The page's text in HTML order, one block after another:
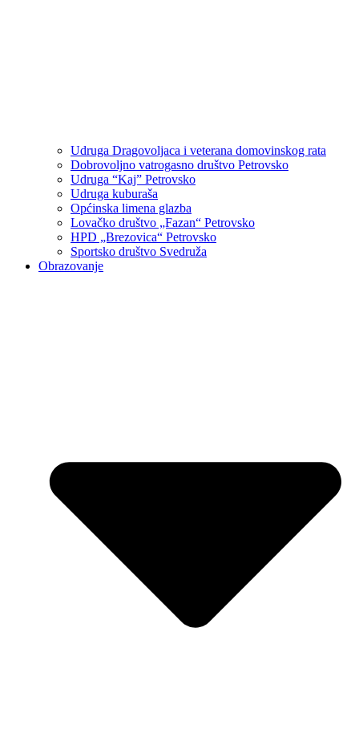
Udruga Dragovoljaca i veterana domovinskog rata
Dobrovoljno vatrogasno društvo Petrovsko
Udruga “Kaj” Petrovsko
Udruga kuburaša
Općinska limena glazba
Lovačko društvo „Fazan“ Petrovsko
HPD „Brezovica“ Petrovsko
Sportsko društvo Svedruža
Obrazovanje